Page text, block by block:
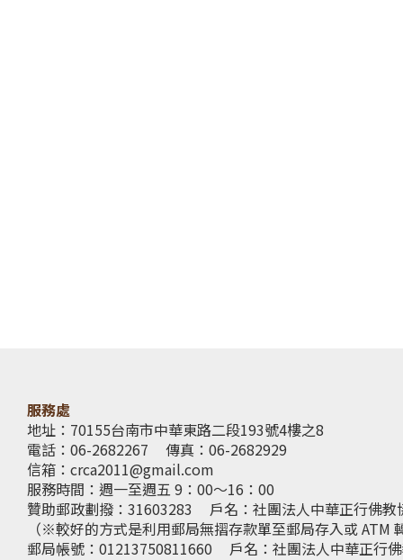
服務處
地址：70155台南市中華東路二段193號4樓之8
電話：06-2682267
傳真：06-2682929
信箱： crca2011@gmail.com
服務時間：週一至週五 9：00～16：00
贊助郵政劃撥：31603283
戶名：社團法人中華正行佛教
（※較好的方式是利用郵局無摺存款單至郵局存入或 ATM
郵局帳號：01213750811660
戶名：社團法人中華正行